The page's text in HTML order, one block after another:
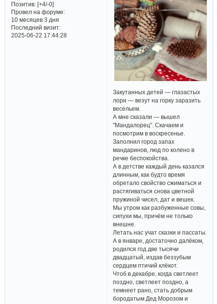
Позитив: [+4/-0]
Провел на форуме:
10 месяцев 3 дня
Последний визит:
2025-06-22 17:44:28
Закутанных детей — глазастых
лори — везут на горку заразить
весельем.
А мне сказали — вышел
"Мандалорец". Скачаем и
посмотрим в воскресенье.
Заполнил город запах
мандаринов, люд по колено в
речке беспокойства.
А в детстве каждый день казался
длинным, как будто время
обретало свойство сжиматься и
растягиваться снова цветной
пружиной чисел, дат и вешек.
Мы утром как разбуженные совы,
сипухи мы, причём не только
внешне.
Летать нас учат сказки и пассаты.
А в январе, достаточно далёком,
родился год две тысячи
двадцатый, издав беззубым
сердцем птичий клёкот.
Чтоб в декабре, когда светлеет
поздно, светлеет поздно, а
темнеет рано, стать добрым
бородатым Дед Морозом и